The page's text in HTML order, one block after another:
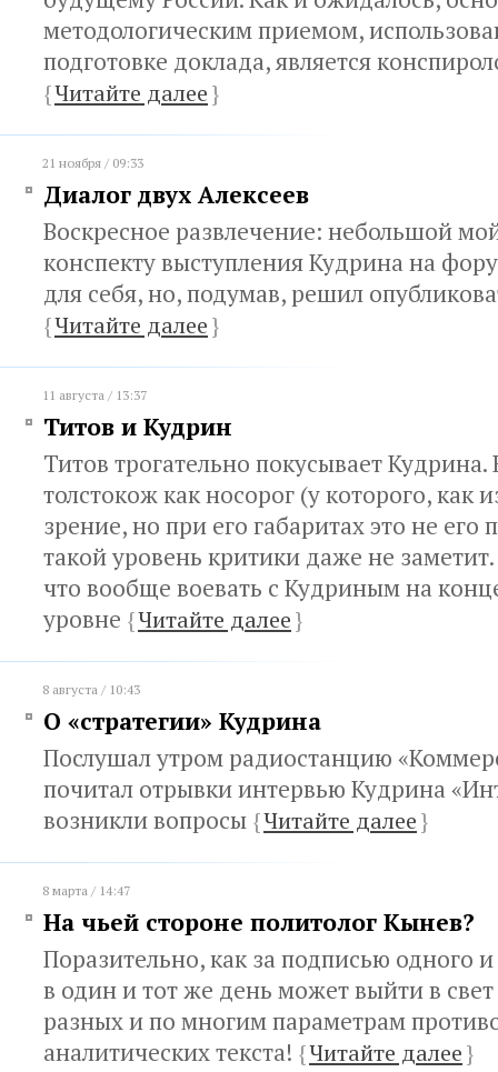
методологическим приемом,
подготовке доклада, является
{Читайте далее}
21 ноября / 09:33
Диалог двух Алексеев
Воскресное развлечение: небольшой
конспекту выступления Кудрина на
для себя, но, подумав, решил
{Читайте далее}
11 августа / 13:37
Титов и Кудрин
Титов трогательно покусывает
толстокож как носорог (у которого, как
зрение, но при его габаритах это не его
такой уровень критики даже не
что вообще воевать с Кудриным на
уровне {Читайте далее}
8 августа / 10:43
О «стратегии» Кудрина
Послушал утром радиостанцию
почитал отрывки интервью Кудрина
возникли вопросы {Читайте далее}
8 марта / 14:47
На чьей стороне политолог Кынев?
Поразительно, как за подписью одного
в один и тот же день может выйти в
разных и по многим параметрам
аналитических текста! {Читайте далее}